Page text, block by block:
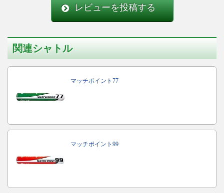
レビューを投稿する
関連シャトル
マッチポイント77
マッチポイント99